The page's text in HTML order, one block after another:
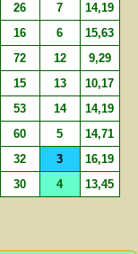
26 7 14,19
16 6 15,63
72 12 9,29
15 13 10,17
53 14 14,19
60 5 14,71
32 3 16,19
30 4 13,45